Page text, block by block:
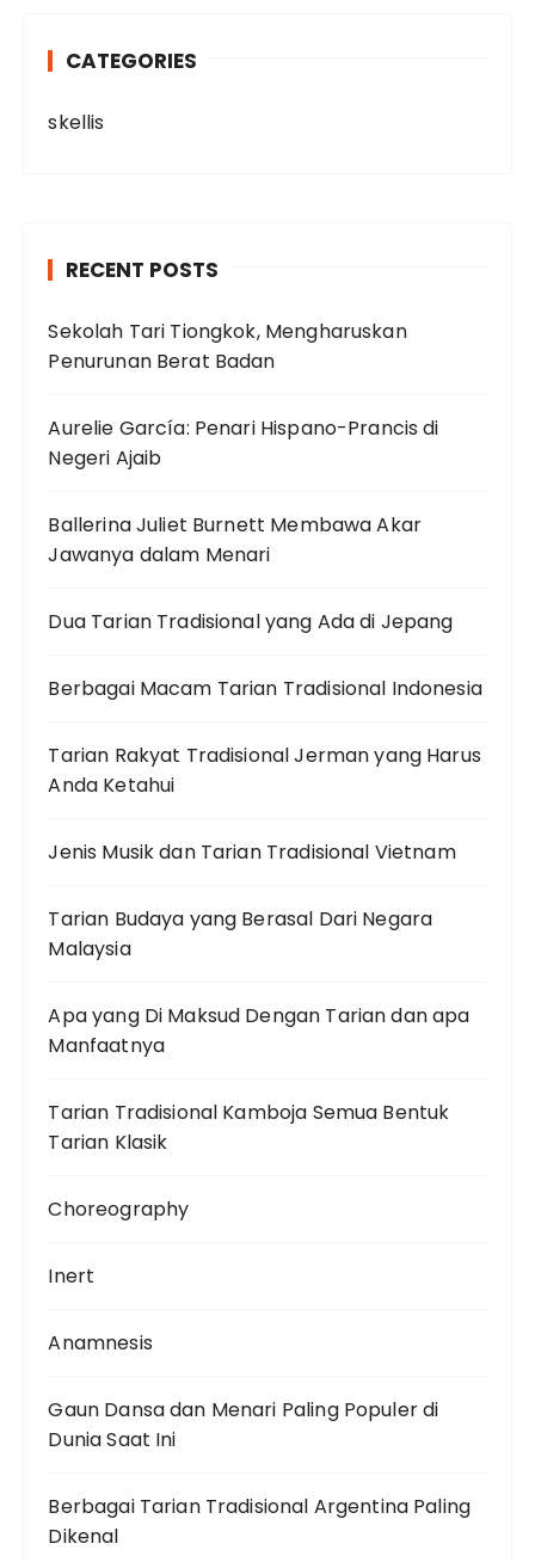
CATEGORIES
skellis
RECENT POSTS
Sekolah Tari Tiongkok, Mengharuskan
Penurunan Berat Badan
Aurelie García: Penari Hispano-Prancis di
Negeri Ajaib
Ballerina Juliet Burnett Membawa Akar
Jawanya dalam Menari
Dua Tarian Tradisional yang Ada di Jepang
Berbagai Macam Tarian Tradisional Indonesia
Tarian Rakyat Tradisional Jerman yang Harus
Anda Ketahui
Jenis Musik dan Tarian Tradisional Vietnam
Tarian Budaya yang Berasal Dari Negara
Malaysia
Apa yang Di Maksud Dengan Tarian dan apa
Manfaatnya
Tarian Tradisional Kamboja Semua Bentuk
Tarian Klasik
Choreography
Inert
Anamnesis
Gaun Dansa dan Menari Paling Populer di
Dunia Saat Ini
Berbagai Tarian Tradisional Argentina Paling
Dikenal